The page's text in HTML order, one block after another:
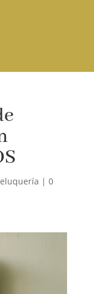
| 0